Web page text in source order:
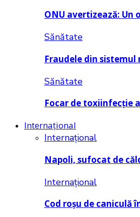
ONU avertizează: Un
Sănătate
Fraudele din
Sănătate
Focar de toxiinfecție
Internațional
Internațional
Napoli, sufocat de
Internațional
Cod roșu de caniculă